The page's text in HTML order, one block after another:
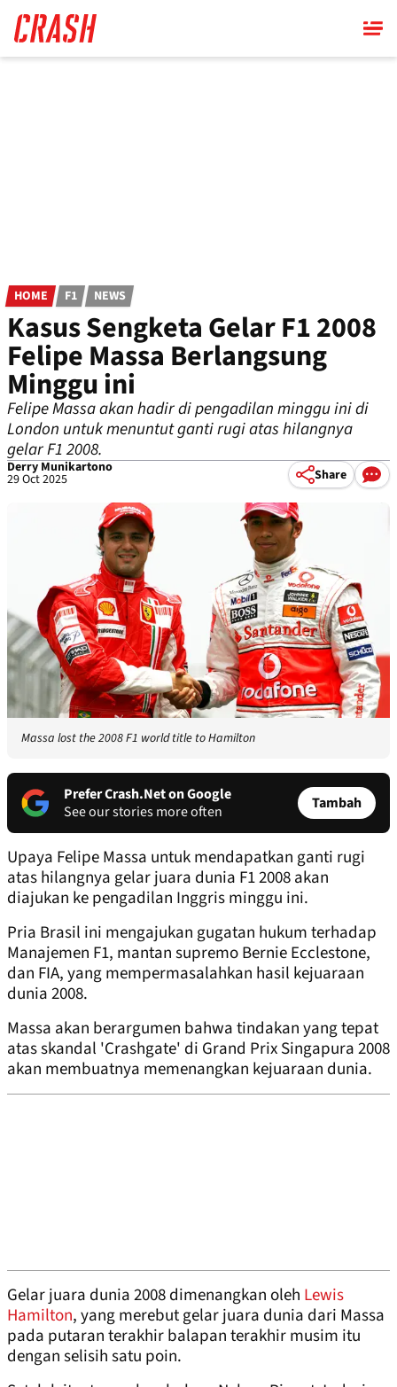
main
content
HOME F1 NEWS
Kasus Sengketa Gelar F1 2008
Felipe Massa Berlangsung
Minggu ini
Felipe Massa akan hadir di pengadilan minggu ini di
London untuk menuntut ganti rugi atas hilangnya
gelar F1 2008.
Derry Munikartono
29 Oct 2025 Share
Massa lost the 2008 F1 world title to Hamilton
Prefer Crash.Net on Google
See our stories more often
Tambah
Upaya Felipe Massa untuk mendapatkan ganti rugi
atas hilangnya gelar juara dunia F1 2008 akan
diajukan ke pengadilan Inggris minggu ini.
Pria Brasil ini mengajukan gugatan hukum terhadap
Manajemen F1, mantan supremo Bernie Ecclestone,
dan FIA, yang mempermasalahkan hasil kejuaraan
dunia 2008.
Massa akan berargumen bahwa tindakan yang tepat
atas skandal 'Crashgate' di Grand Prix Singapura 2008
akan membuatnya memenangkan kejuaraan dunia.
Gelar juara dunia 2008 dimenangkan oleh Lewis
Hamilton, yang merebut gelar juara dunia dari Massa
pada putaran terakhir balapan terakhir musim itu
dengan selisih satu poin.